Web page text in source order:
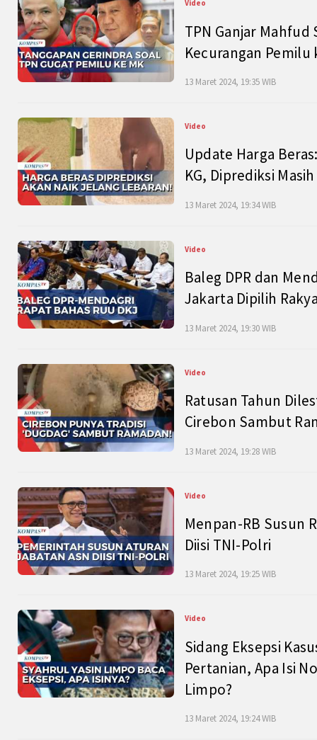
Video
TPN Ganjar Mahfud
Kecurangan Pemilu
13 Maret 2024, 19:35 WIB
Video
Update Harga
KG, Diprediksi
13 Maret 2024, 19:34 WIB
Video
Baleg DPR dan
Jakarta Dipilih
13 Maret 2024, 19:30 WIB
Video
Ratusan Tahun
Cirebon Sambut
13 Maret 2024, 19:28 WIB
Video
Menpan-RB Susun
Diisi TNI-Polri
13 Maret 2024, 19:25 WIB
Video
Sidang Eksepsi
Pertanian, Apa Isi
Limpo?
13 Maret 2024, 19:24 WIB